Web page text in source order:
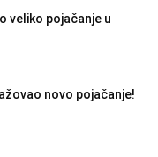
veliko pojačanje u
novo pojačanje!